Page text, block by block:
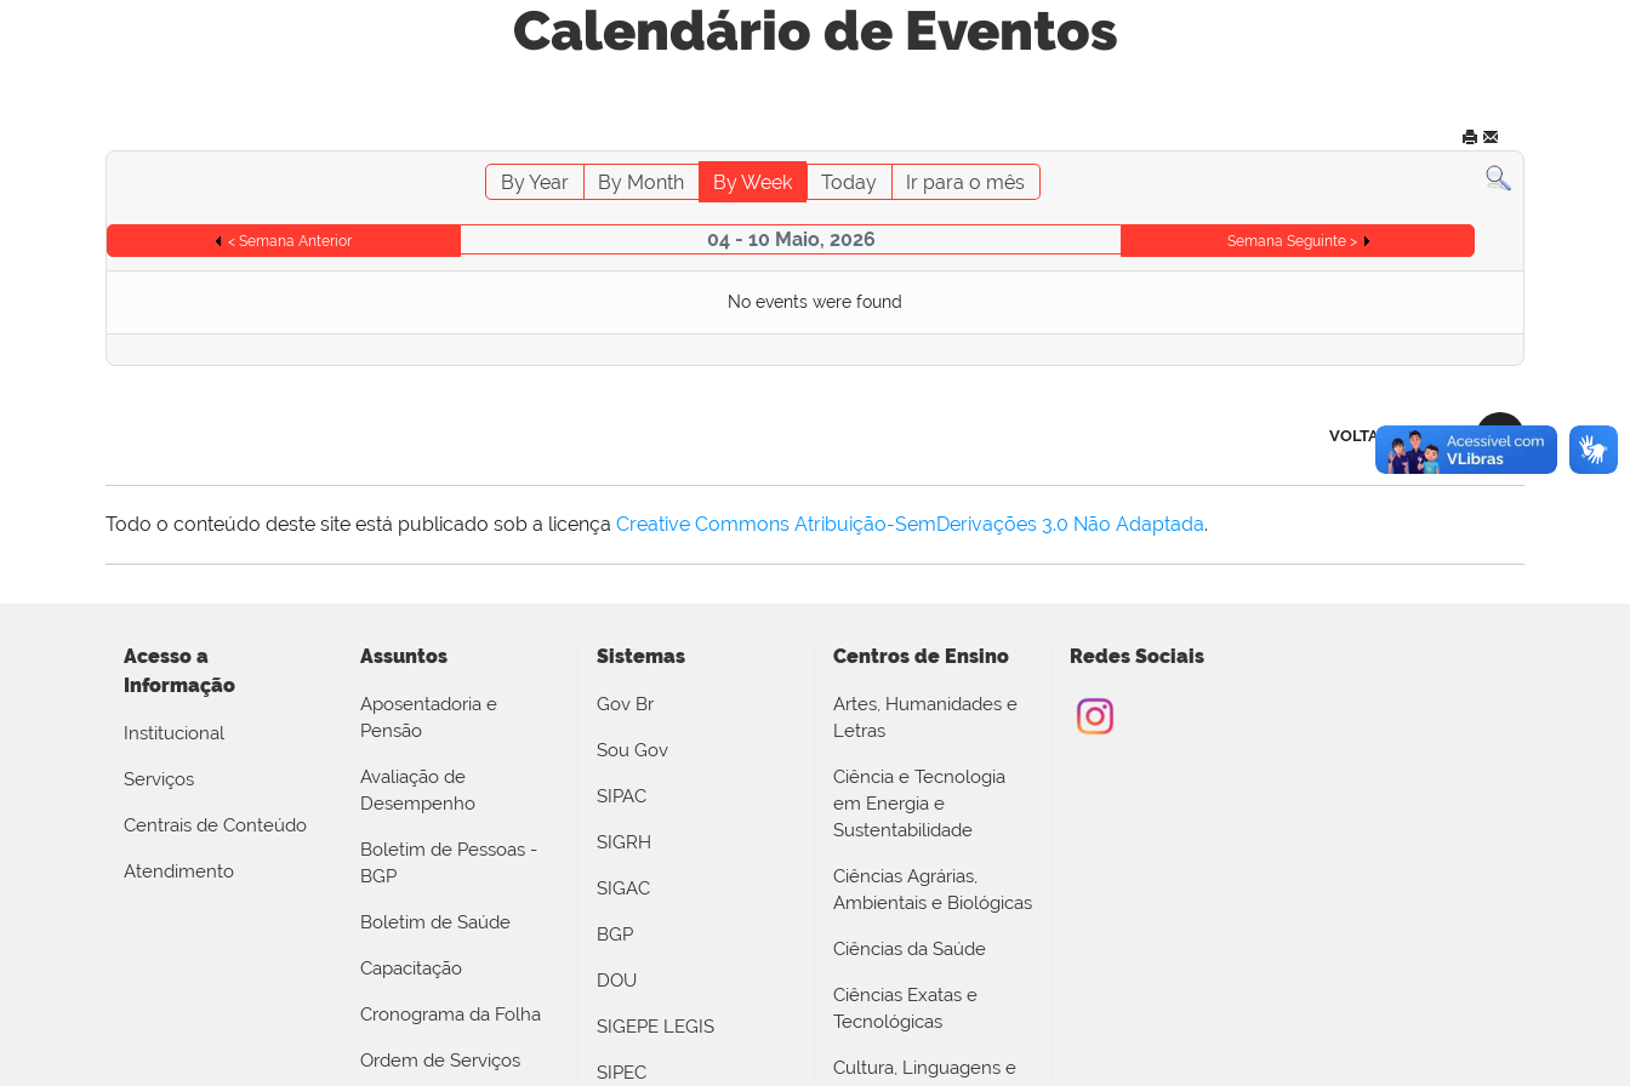
Calendário de Eventos
By Year By Month By Week Today Ir para o mês
< Semana Anterior 04 - 10 Maio, 2026 Semana Seguinte >
No events were found
VOLTAR AO TOPO
Todo o conteúdo deste site está publicado sob a licença Creative Commons Atribuição-SemDerivações 3.0 Não Adaptada.
Acesso a
Informação
Institucional
Serviços
Centrais de Conteúdo
Atendimento
Assuntos
Aposentadoria e
Pensão
Avaliação de
Desempenho
Boletim de Pessoas -
BGP
Boletim de Saúde
Capacitação
Cronograma da Folha
Ordem de Serviços
Sistemas
Gov Br
Sou Gov
SIPAC
SIGRH
SIGAC
BGP
DOU
SIGEPE LEGIS
SIPEC
Centros de Ensino
Artes, Humanidades e
Letras
Ciência e Tecnologia
em Energia e
Sustentabilidade
Ciências Agrárias,
Ambientais e Biológicas
Ciências da Saúde
Ciências Exatas e
Tecnológicas
Cultura, Linguagens e
Redes Sociais